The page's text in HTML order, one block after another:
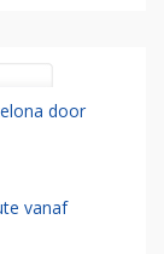
door
vanaf